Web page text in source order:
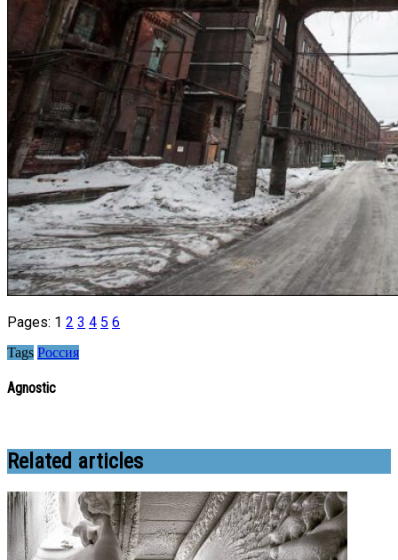
Pages: 1 2 3 4 5 6
Tags Россия
Agnostic
Related articles